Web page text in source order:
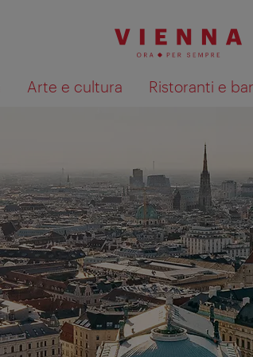
Arte e cultura Ristoranti e bar